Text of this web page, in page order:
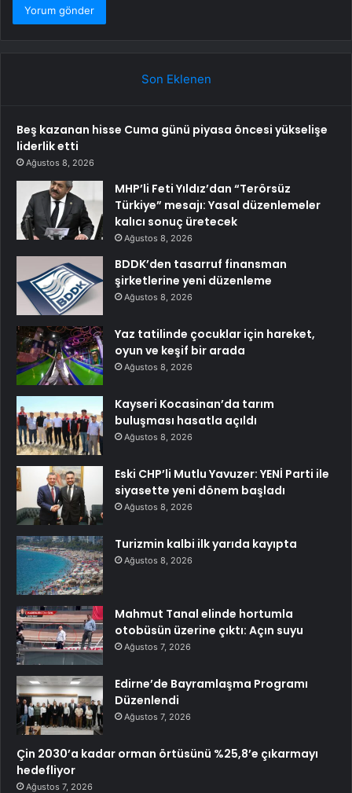
Son Eklenen
Beş kazanan hisse Cuma günü piyasa öncesi yükselişe
liderlik etti
Ağustos 8, 2026
MHP’li Feti Yıldız’dan “Terörsüz
Türkiye” mesajı: Yasal düzenlemeler
kalıcı sonuç üretecek
Ağustos 8, 2026
BDDK’den tasarruf finansman
şirketlerine yeni düzenleme
Ağustos 8, 2026
Yaz tatilinde çocuklar için hareket,
oyun ve keşif bir arada
Ağustos 8, 2026
Kayseri Kocasinan’da tarım
buluşması hasatla açıldı
Ağustos 8, 2026
Eski CHP’li Mutlu Yavuzer: YENİ Parti ile
siyasette yeni dönem başladı
Ağustos 8, 2026
Turizmin kalbi ilk yarıda kayıpta
Ağustos 8, 2026
Mahmut Tanal elinde hortumla
otobüsün üzerine çıktı: Açın suyu
Ağustos 7, 2026
Edirne’de Bayramlaşma Programı
Düzenlendi
Ağustos 7, 2026
Çin 2030’a kadar orman örtüsünü %25,8’e çıkarmayı
hedefliyor
Ağustos 7, 2026